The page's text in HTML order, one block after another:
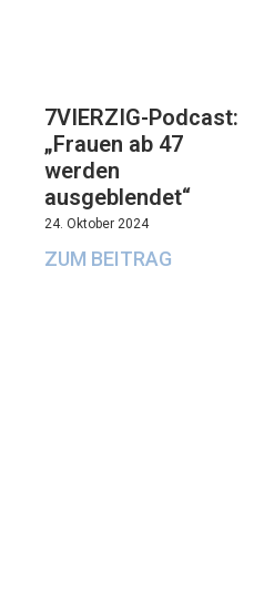
7VIERZIG-Podcast:
„Frauen ab 47
werden
ausgeblendet“
24. Oktober 2024
ZUM BEITRAG